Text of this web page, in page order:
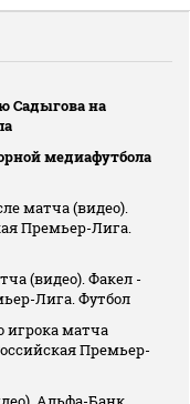
Садыгова на
медиафутбола
матча (видео).
Премьер-Лига.
(видео). Факел -
Лига. Футбол
игрока матча
Премьер-